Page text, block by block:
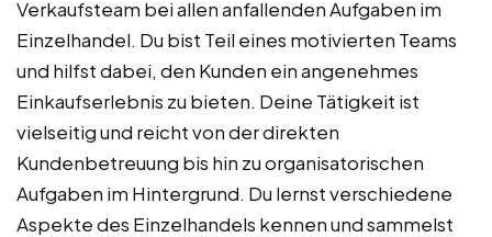
Verkaufsteam bei allen anfallenden Aufgaben im
Einzelhandel. Du bist Teil eines motivierten Teams
und hilfst dabei, den Kunden ein angenehmes
Einkaufserlebnis zu bieten. Deine Tätigkeit ist
vielseitig und reicht von der direkten
Kundenbetreuung bis hin zu organisatorischen
Aufgaben im Hintergrund. Du lernst verschiedene
Aspekte des Einzelhandels kennen und sammelst